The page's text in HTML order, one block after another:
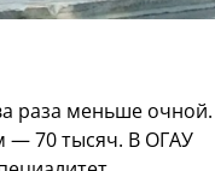
раза меньше очной.
— 70 тысяч. В ОГАУ